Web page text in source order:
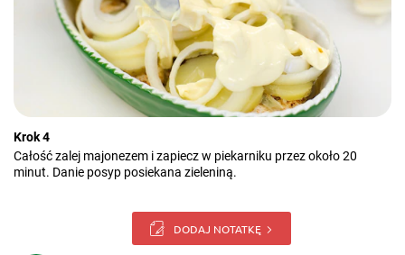
Krok 4
Całość zalej majonezem i zapiecz w piekarniku przez około 20
minut. Danie posyp posiekana zieleniną.
DODAJ NOTATKĘ